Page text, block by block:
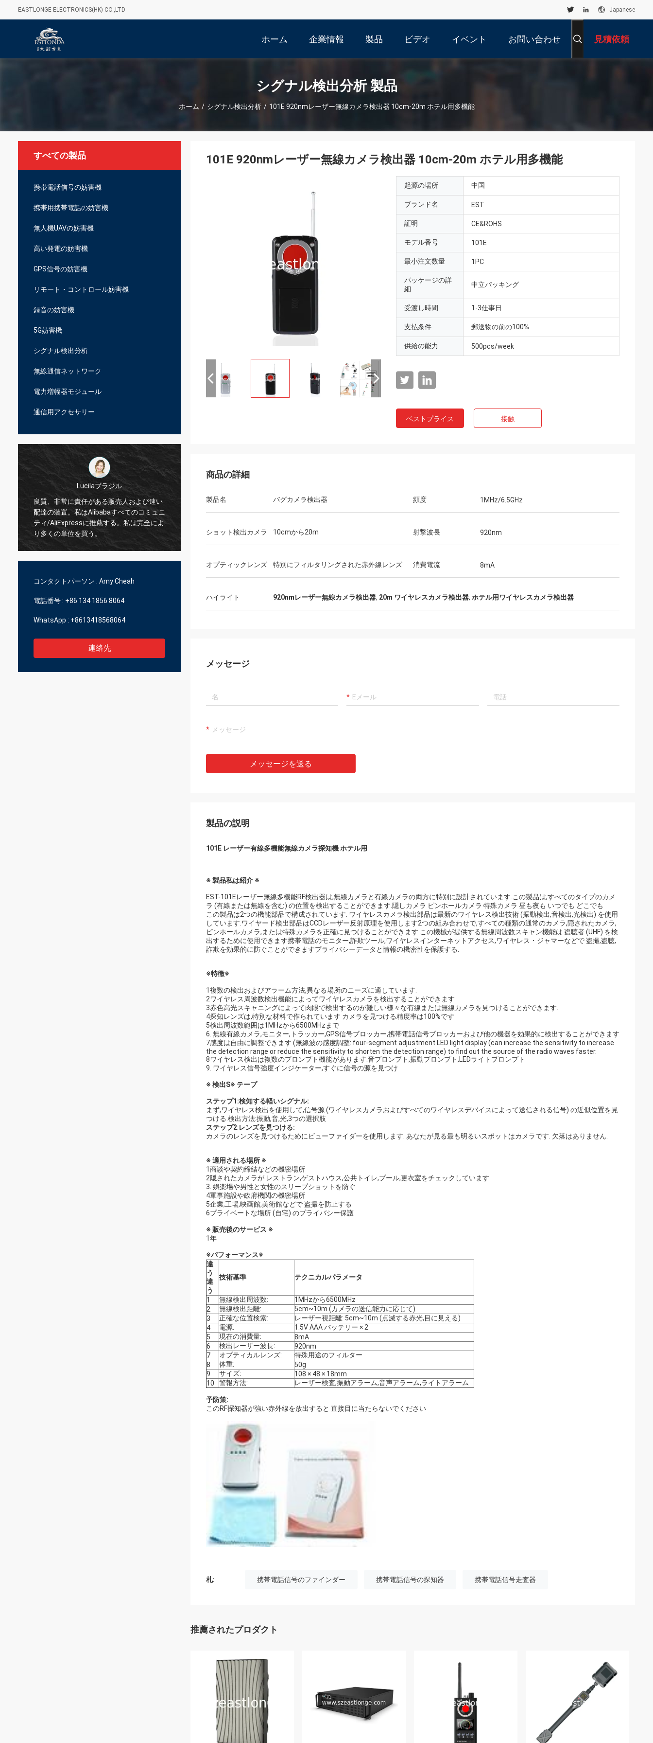
EASTLONGE ELECTRONICS(HK) CO.,LTD Japanese
ホーム 企業情報 製品 ビデオ イベント お問い合わせ 見積依頼
シグナル検出分析 製品
ホーム / シグナル検出分析 / 101E 920nmレーザー無線カメラ検出器 10cm-20m ホテル用多機能
すべての製品
携帯電話信号の妨害機
携帯用携帯電話の妨害機
無人機UAVの妨害機
高い発電の妨害機
GPS信号の妨害機
リモート・コントロール妨害機
録音の妨害機
5G妨害機
シグナル検出分析
無線通信ネットワーク
電力増幅器モジュール
通信用アクセサリー
Hamadivoフランス
ベスト セラー、よいトランザクションおよ
び速い受渡し時間
槍カナダ
コンタクトパーソン : Amy Cheah
電話番号 : +86 134 1856 8064
WhatsApp : +8613418568064
連絡先
101E 920nmレーザー無線カメラ検出器 10cm-20m ホテル用多機能
起源の場所 中国
ブランド名 EST
証明 CE&ROHS
モデル番号 101E
最小注文数量 1PC
パッケージの詳
細
中立パッキング
受渡し時間 1-3仕事日
支払条件 郵送物の前の100%
供給の能力 500pcs/week
ベストプライス 接触
商品の詳細
製品名 バグカメラ検出器 頻度 1MHz/6.5GHz
ショット検出カメラ 10cmから20m 射撃波長 920nm
オプティックレンズ 特別にフィルタリングされた赤外線レンズ 消費電流 8mA
ハイライト 920nmレーザー無線カメラ検出器, 20m ワイヤレスカメラ検出器, ホテル用ワイヤレスカメラ検出器
メッセージ
メッセージを送る
製品の説明
101E レーザー有線多機能無線カメラ探知機 ホテル用
※ 製品私は紹介 ※
EST-101Eレーザー無線多機能RF検出器は,無線カメラと有線カメラの両方に特別に設計されています.この製品は,すべてのタイプのカメ
ラ (有線または無線を含む) の位置を検出することができます.隠しカメラ ピンホールカメラ 特殊カメラ 昼も夜も いつでも どこでも
この製品は2つの機能部品で構成されています. ワイヤレスカメラ検出部品は最新のワイヤレス検出技術 (振動検出,音検出,光検出) を使用
しています.ワイヤード検出部品はCCDレーザー反射原理を使用します2つの組み合わせで,すべての種類の通常のカメラ,隠されたカメラ,
ピンホールカメラ,または特殊カメラを正確に見つけることができます.この機械が提供する無線周波数スキャン機能は 盗聴者 (UHF) を検
出するために使用できます携帯電話のモニター,詐欺ツール,ワイヤレスインターネットアクセス,ワイヤレス・ジャマーなどで 盗撮,盗聴,
詐欺を効果的に防ぐことができますプライバシーデータと情報の機密性を保護する.
※特徴※
1複数の検出およびアラーム方法,異なる場所のニーズに適しています.
2ワイヤレス周波数検出機能によってワイヤレスカメラを検出することができます
3赤色高光スキャニングによって肉眼で検出するのが難しい様々な有線または無線カメラを見つけることができます.
4探知レンズは,特別な材料で作られています カメラを見つける精度率は100%です
5検出周波数範囲は1MHzから6500MHzまで
6. 無線有線カメラ,モニター,トラッカー,GPS信号ブロッカー,携帯電話信号ブロッカーおよび他の機器を効果的に検出することができます
7感度は自由に調整できます (無線波の感度調整: four-segment adjustment LED light display (can increase the sensitivity to increase
the detection range or reduce the sensitivity to shorten the detection range) to find out the source of the radio waves faster.
8ワイヤレス検出は複数のプロンプト機能があります:音プロンプト,振動プロンプト,LEDライトプロンプト
9. ワイヤレス信号強度インジケーター,すぐに信号の源を見つけ
※ 検出S※ テープ
ステップ1:検知する軽いシグナル:
まず,ワイヤレス検出を使用して,信号源 (ワイヤレスカメラおよびすべてのワイヤレスデバイスによって送信される信号) の近似位置を見
つける.検出方法:振動,音,光,3つの選択肢
ステップ2:レンズを見つける:
カメラのレンズを見つけるためにビューファイダーを使用します. あなたが見る最も明るいスポットはカメラです. 欠落はありません.
※ 適用される場所 ※
1商談や契約締結などの機密場所
2隠されたカメラが レストラン,ゲストハウス,公共トイレ,プール,更衣室をチェックしています
3. 娯楽場や男性と女性のスリープショットを防ぐ
4軍事施設や政府機関の機密場所
5企業,工場,映画館,美術館などで 盗撮を防止する
6プライベートな場所 (自宅) のプライバシー保護
※ 販売後のサービス ※
1年
※パフォーマンス※
違
う
違
う
技術基準 テクニカルパラメータ
1 無線検出周波数:
1MHzから6500MHz
2
無線検出距離:
5cm~10m (カメラの送信能力に応じて)
3
正確な位置検索:
レーザー視距離: 5cm~10m (点滅する赤光,目に見える)
4
電源:
1.5V AAA バッテリー × 2
5
現在の消費量:
8mA
6
検出レーザー波長:
920nm
7
オプティカルレンズ:
特殊用途のフィルター
8
体重:
50g
9
サイズ:
108 × 48 × 18mm
10
警報方法: レーザー検査,振動アラーム,音声アラーム,ライトアラーム
予防策:
このRF探知器が強い赤外線を放出すると 直接目に当たらないでください
札: 携帯電話信号のファインダー 携帯電話信号の探知器 携帯電話信号走査器
推薦されたプロダクト